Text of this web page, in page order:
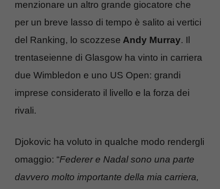
menzionare un altro grande giocatore che
per un breve lasso di tempo è salito ai vertici
del Ranking, lo scozzese Andy Murray. Il
trentaseienne di Glasgow ha vinto in carriera
due Wimbledon e uno US Open: grandi
imprese considerato il livello e la forza dei
rivali.
Djokovic ha voluto in qualche modo rendergli
omaggio: “Federer e Nadal sono una parte
davvero molto importante della mia carriera,